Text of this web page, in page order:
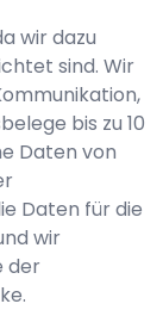
wir dazu
sind. Wir
bis zu 10
Daten von
Daten für die
wir
der